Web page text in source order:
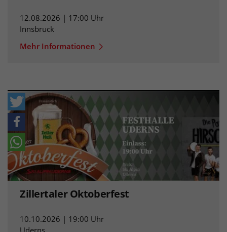
12.08.2026 | 17:00 Uhr
Innsbruck
Mehr Informationen
Zillertaler Oktoberfest
10.10.2026 | 19:00 Uhr